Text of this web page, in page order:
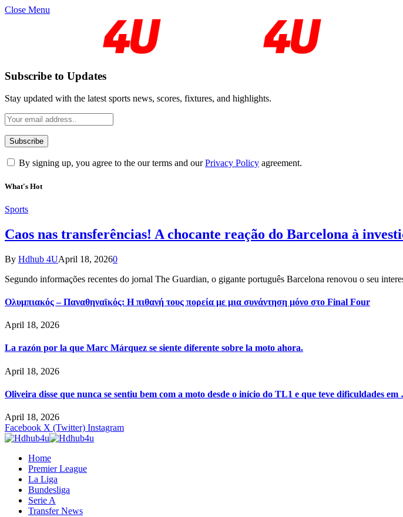
Close Menu
Subscribe to Updates
Stay updated with the latest sports news, scores, fixtures, and highlights.
By signing up, you agree to the our terms and ourPrivacy Policy agreement.
What's Hot
Sports
Caos nas transferências! A chocante reação do Barcelona à
By Hdhub 4UApril 18, 20260
Segundo informações recentes do jornal The Guardian, o gigante português Barcelona renovou o seu
Ολυμπιακός – Παναθηναϊκός: Η πιθανή τους πορεία με μια συνάντηση μόνο στο Final Four
April 18, 2026
La razón por la que Marc Márquez se siente diferente sobre la moto ahora.
April 18, 2026
Oliveira disse que nunca se sentiu bem com a moto desde o início do TL1 e que teve dificuldades
April 18, 2026
Facebook X (Twitter) Instagram
Home
Premier League
La Liga
Bundesliga
Serie A
Transfer News